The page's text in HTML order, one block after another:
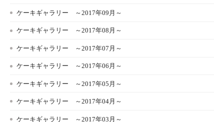
ケーキギャラリー ～2017年09月～
ケーキギャラリー ～2017年08月～
ケーキギャラリー ～2017年07月～
ケーキギャラリー ～2017年06月～
ケーキギャラリー ～2017年05月～
ケーキギャラリー ～2017年04月～
ケーキギャラリー ～2017年03月～